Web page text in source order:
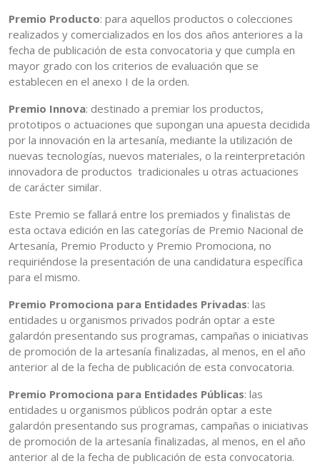
Premio Producto: para aquellos productos o colecciones
realizados y comercializados en los dos años anteriores a la
fecha de publicación de esta convocatoria y que cumpla en
mayor grado con los criterios de evaluación que se
establecen en el anexo I de la orden.
Premio Innova: destinado a premiar los productos,
prototipos o actuaciones que supongan una apuesta decidida
por la innovación en la artesanía, mediante la utilización de
nuevas tecnologías, nuevos materiales, o la reinterpretación
innovadora de productos tradicionales u otras actuaciones
de carácter similar.
Este Premio se fallará entre los premiados y finalistas de
esta octava edición en las categorías de Premio Nacional de
Artesanía, Premio Producto y Premio Promociona, no
requiriéndose la presentación de una candidatura específica
para el mismo.
Premio Promociona para Entidades Privadas: las
entidades u organismos privados podrán optar a este
galardón presentando sus programas, campañas o iniciativas
de promoción de la artesanía finalizadas, al menos, en el año
anterior al de la fecha de publicación de esta convocatoria.
Premio Promociona para Entidades Públicas: las
entidades u organismos públicos podrán optar a este
galardón presentando sus programas, campañas o iniciativas
de promoción de la artesanía finalizadas, al menos, en el año
anterior al de la fecha de publicación de esta convocatoria.